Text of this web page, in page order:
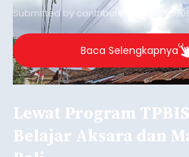
guna menjaga masyarakat yang
kelompok desil 5 dan 6 tersebut
merosot ke kategori miskin.
Submitted by contributor Thu, 08/
Baca Selengkapnya
Lewat Program
Belajar Aksara dan